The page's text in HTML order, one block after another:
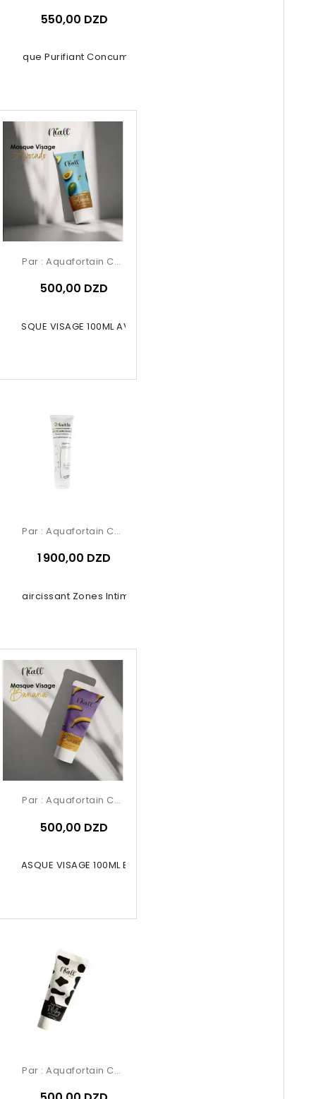
Masque Purifiant Concumbre
550,00 DZD
MASQUE VISAGE 100ML AVOCADO
Par : Aquafortain Cosmetics
500,00 DZD
Éclaircissant Zones Intimes –...
Par : Aquafortain Cosmetics
1 900,00 DZD
MASQUE VISAGE 100ML Banane
Par : Aquafortain Cosmetics
500,00 DZD
Par : Aquafortain Cosmetics